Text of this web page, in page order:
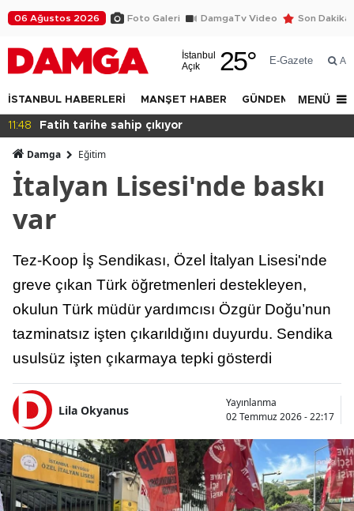
06 Ağustos 2026 Foto Galeri DamgaTv Video Son Dakika
İstanbul
Açık
25° E-Gazete Ara
İSTANBUL HABERLERİ MANŞET HABER GÜNDEM DÜNYA
MENÜ
11:46 Bana sahip çıkın!
Damga Eğitim
İtalyan Lisesi'nde baskı
var
Tez-Koop İş Sendikası, Özel İtalyan Lisesi'nde
greve çıkan Türk öğretmenleri destekleyen,
okulun Türk müdür yardımcısı Özgür Doğu’nun
tazminatsız işten çıkarıldığını duyurdu. Sendika
usulsüz işten çıkarmaya tepki gösterdi
Lila Okyanus
Yayınlanma
02 Temmuz 2026 - 22:17